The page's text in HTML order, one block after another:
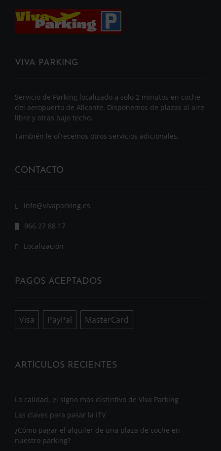
VIVA PARKING
Servicio de Parking localizado a solo 2 minutos en coche
del aeropuerto de Alicante. Disponemos de plazas al aire
libre y otras bajo techo.
También le ofrecemos otros servicios adicionales.
CONTACTO
info@vivaparking.es
966 27 88 17
Localización
PAGOS ACEPTADOS
Visa PayPal MasterCard
ARTÍCULOS RECIENTES
La calidad, el signo más distintivo de Viva Parking
Las claves para pasar la ITV
¿Cómo pagar el alquiler de una plaza de coche en
nuestro parking?